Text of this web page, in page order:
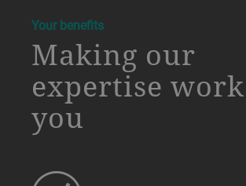
a decorative background image
Your benefits
Making our
expertise
you